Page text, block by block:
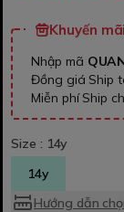
Khuyến
Nhập mã
Đồng giá Ship
Miễn phí Ship
Size : 14y
14y
Hướng dẫn